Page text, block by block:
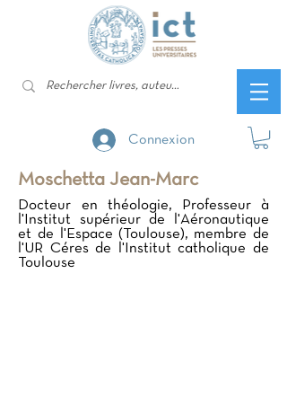
Connexion
Moschetta Jean-Marc
Docteur en théologie, Professeur à
l'Institut supérieur de l'Aéronautique
et de l'Espace (Toulouse), membre de
l'UR Céres de l'Institut catholique de
Toulouse